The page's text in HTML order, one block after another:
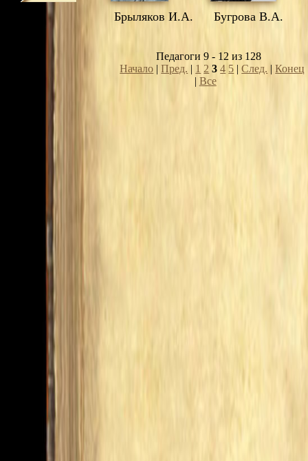
Брыляков И.А. Бугрова В.А.
Педагоги 9 - 12 из 128
Начало |Пред. | 1 2 3 4 5 |След. |Конец
| Все